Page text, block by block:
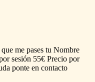
que me pases tu Nombre
sesión 55€ Precio por
ponte en contacto